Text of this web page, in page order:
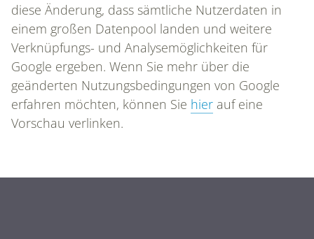
DAS IST CONAMED
REFERENZEN
diese Änderung, dass sämtliche Nutzerdaten in
einem großen Datenpool landen und weitere
Verknüpfungs- und Analysemöglichkeiten für
Google ergeben. Wenn Sie mehr über die
geänderten Nutzungsbedingungen von Google
erfahren möchten, können Sie hier auf eine
Vorschau verlinken.